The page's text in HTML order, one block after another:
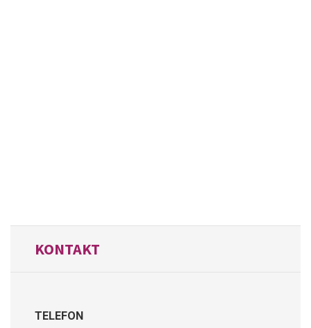
KONTAKT
TELEFON